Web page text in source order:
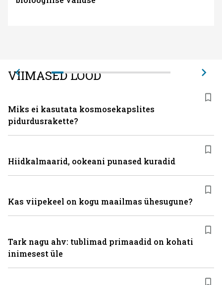
VIIMASED LOOD
Miks ei kasutata kosmosekapslites
pidurdusrakette?
Hiidkalmaarid, ookeani punased kuradid
Kas viipekeel on kogu maailmas ühesugune?
Tark nagu ahv: tublimad primaadid on kohati
inimesest üle